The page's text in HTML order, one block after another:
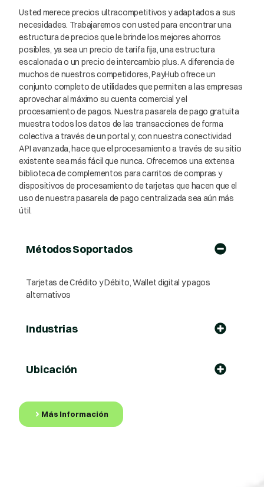
Usted merece precios ultracompetitivos y adaptados a sus
necesidades. Trabajaremos con usted para encontrar una
estructura de precios que le brinde los mejores ahorros
posibles, ya sea un precio de tarifa fija, una estructura
escalonada o un precio de intercambio plus. A diferencia de
muchos de nuestros competidores, PayHub ofrece un
conjunto completo de utilidades que permiten a las empresas
aprovechar al máximo su cuenta comercial y el
procesamiento de pagos. Nuestra pasarela de pago gratuita
muestra todos los datos de las transacciones de forma
colectiva a través de un portal y, con nuestra conectividad
API avanzada, hace que el procesamiento a través de su sitio
existente sea más fácil que nunca. Ofrecemos una extensa
biblioteca de complementos para carritos de compras y
dispositivos de procesamiento de tarjetas que hacen que el
uso de nuestra pasarela de pago centralizada sea aún más
útil.
Métodos Soportados
Tarjetas de Crédito y Débito, Wallet digital y pagos
alternativos
Industrias
Ubicación
Más Información